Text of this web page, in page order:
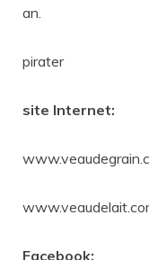
an.
pirater
site Internet:
Facebook: